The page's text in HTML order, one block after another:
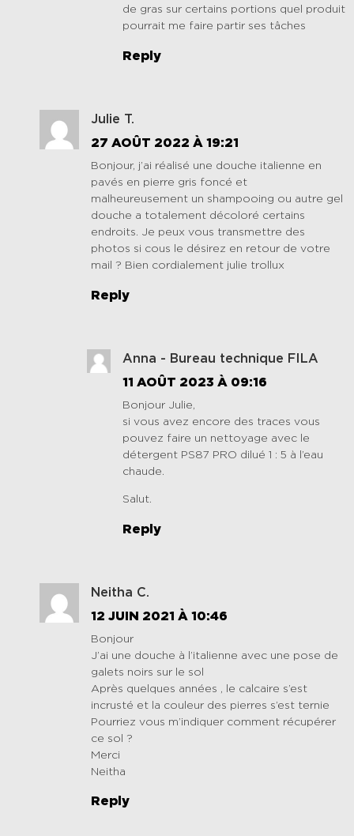
de gras sur certains portions quel produit
pourrait me faire partir ses tâches
Reply
Julie T.
27 AOÛT 2022 À 19:21
Bonjour, j’ai réalisé une douche italienne en
pavés en pierre gris foncé et
malheureusement un shampooing ou autre gel
douche a totalement décoloré certains
endroits. Je peux vous transmettre des
photos si cous le désirez en retour de votre
mail ? Bien cordialement julie trollux
Reply
Anna - Bureau technique FILA
11 AOÛT 2023 À 09:16
Bonjour Julie,
si vous avez encore des traces vous
pouvez faire un nettoyage avec le
détergent PS87 PRO dilué 1 : 5 à l’eau
chaude.
Salut.
Reply
Neitha C.
12 JUIN 2021 À 10:46
Bonjour
J’ai une douche à l’italienne avec une pose de
galets noirs sur le sol
Après quelques années , le calcaire s’est
incrusté et la couleur des pierres s’est ternie
Pourriez vous m’indiquer comment récupérer
ce sol ?
Merci
Neitha
Reply